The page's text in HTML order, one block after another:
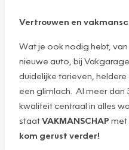
Vertrouwen en
Wat je ook nodig hebt,
nieuwe auto, bij
duidelijke tarieven,
een glimlach. Al meer dan
kwaliteit centraal in alles
staatVAKMANSCHAP met
kom gerust verder!